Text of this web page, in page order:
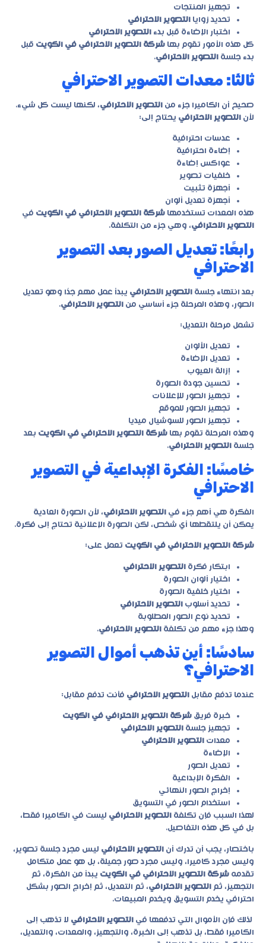
تجهيز المنتجات
تحديد زوايا التصوير الاحترافي
اختبار الإضاءة قبل بدء التصوير الاحترافي
كل هذه الأمور تقوم بها شركة التصوير الاحترافي في الكويت قبل
بدء جلسة التصوير الاحترافي.
ثالثًا: معدات التصوير الاحترافي
صحيح أن الكاميرا جزء من التصوير الاحترافي، لكنها ليست كل شيء.
لأن التصوير الاحترافي يحتاج إلى:
عدسات احترافية
إضاءة احترافية
عواكس إضاءة
خلفيات تصوير
أجهزة تثبيت
أجهزة تعديل ألوان
هذه المعدات تستخدمها شركة التصوير الاحترافي في الكويت في
التصوير الاحترافي، وهي جزء من التكلفة.
رابعًا: تعديل الصور بعد التصوير
الاحترافي
بعد انتهاء جلسة التصوير الاحترافي يبدأ عمل مهم جدًا وهو تعديل
الصور، وهذه المرحلة جزء أساسي من التصوير الاحترافي.
تشمل مرحلة التعديل:
تعديل الألوان
تعديل الإضاءة
إزالة العيوب
تحسين جودة الصورة
تجهيز الصور للإعلانات
تجهيز الصور للموقع
تجهيز الصور للسوشيال ميديا
وهذه المرحلة تقوم بها شركة التصوير الاحترافي في الكويت بعد
جلسة التصوير الاحترافي.
خامسًا: الفكرة الإبداعية في التصوير
الاحترافي
الفكرة هي أهم جزء في التصوير الاحترافي، لأن الصورة العادية
يمكن أن يلتقطها أي شخص، لكن الصورة الإعلانية تحتاج إلى فكرة.
شركة التصوير الاحترافي في الكويت تعمل على:
ابتكار فكرة التصوير الاحترافي
اختيار ألوان الصورة
اختيار خلفية الصورة
تحديد أسلوب التصوير الاحترافي
تحديد نوع الصور المطلوبة
وهذا جزء مهم من تكلفة التصوير الاحترافي.
سادسًا: أين تذهب أموال التصوير
الاحترافي؟
عندما تدفع مقابل التصوير الاحترافي فأنت تدفع مقابل:
خبرة فريق شركة التصوير الاحترافي في الكويت
تجهيز جلسة التصوير الاحترافي
معدات التصوير الاحترافي
الإضاءة
تعديل الصور
الفكرة الإبداعية
إخراج الصور النهائي
استخدام الصور في التسويق
لهذا السبب فإن تكلفة التصوير الاحترافي ليست في الكاميرا فقط،
بل في كل هذه التفاصيل.
باختصار، يجب أن تدرك أن التصوير الاحترافي ليس مجرد جلسة تصوير،
وليس مجرد كاميرا، وليس مجرد صور جميلة، بل هو عمل متكامل
تقدمه شركة التصوير الاحترافي في الكويت يبدأ من الفكرة، ثم
التجهيز، ثم التصوير الاحترافي، ثم التعديل، ثم إخراج الصور بشكل
احترافي يخدم التسويق ويخدم المبيعات.
لذلك فإن الأموال التي تدفعها في التصوير الاحترافي لا تذهب إلى
الكاميرا فقط، بل تذهب إلى الخبرة، والتجهيز، والمعدات، والتعديل،